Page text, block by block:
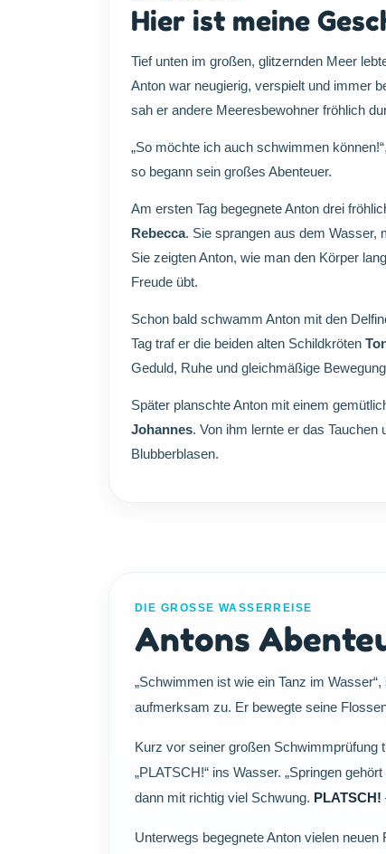
Hier ist meine
Tief unten im großen, glitzernden Meer
Anton war neugierig, verspielt und immer
sah er andere Meeresbewohner fröhlich
„So möchte ich auch schwimmen
so begann sein großes Abenteuer.
Am ersten Tag begegnete Anton drei
Rebecca. Sie sprangen aus dem Wasser,
Sie zeigten Anton, wie man den Körper
Freude übt.
Schon bald schwamm Anton mit den
Tag traf er die beiden alten Schildkröten
Geduld, Ruhe und gleichmäßige
Später planschte Anton mit einem
Johannes. Von ihm lernte er das Tauchen
Blubberblasen.
DIE GROSSE WASSERREISE
Antons
„Schwimmen ist wie ein Tanz im
aufmerksam zu. Er bewegte seine
Kurz vor seiner großen Schwimmprüfung
„PLATSCH!“ ins Wasser. „Springen
dann mit richtig viel Schwung. PLATSCH!
Unterwegs begegnete Anton vielen